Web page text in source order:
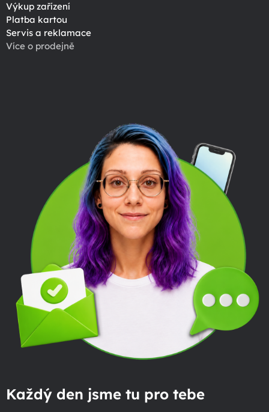
Výkup zařízení
Platba kartou
Servis a reklamace
Více o prodejně
Každý den jsme tu pro tebe